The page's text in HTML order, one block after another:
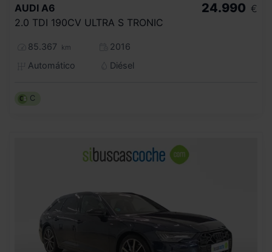
AUDI A6
2.0 TDI 190CV ULTRA S TRONIC
85.367 km
2016
Automático
Diésel
24.990 €
C